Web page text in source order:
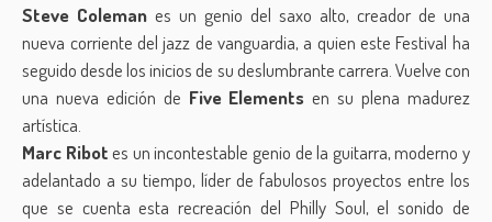
Steve Coleman es un genio del saxo alto, creador de una
nueva corriente del jazz de vanguardia, a quien este Festival ha
seguido desde los inicios de su deslumbrante carrera. Vuelve con
una nueva edición de Five Elements en su plena madurez
artística.
Marc Ribotes un incontestable genio de la guitarra, moderno y
adelantado a su tiempo, líder de fabulosos proyectos entre los
que se cuenta esta recreación del Philly Soul, el sonido de